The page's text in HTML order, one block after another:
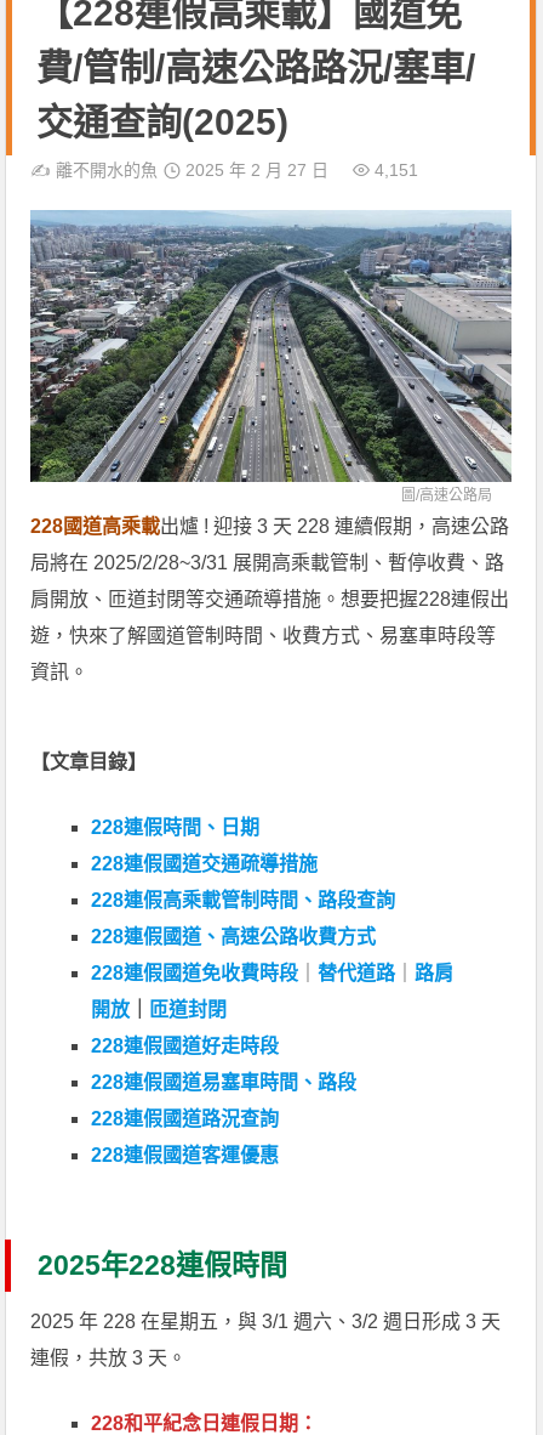
【228連假高乘載】國道免
費/管制/高速公路路況/塞車/
交通查詢(2025)
✍️離不開水的魚 2025 年 2 月 27 日 4,151
圖/高速公路局
228國道高乘載出爐 ! 迎接 3 天 228 連續假期，高速公路
局將在 2025/2/28~3/31 展開高乘載管制、暫停收費、路
肩開放、匝道封閉等交通疏導措施。想要把握228連假出
遊，快來了解國道管制時間、收費方式、易塞車時段等
資訊。
【文章目錄】
228連假時間、日期
228連假國道交通疏導措施
228連假高乘載管制時間、路段查詢
228連假國道、高速公路收費方式
228連假國道免收費時段 ｜替代道路｜ 路肩
開放
匝道封閉
228連假國道好走時段
228連假國道易塞車時間、路段
228連假國道路況查詢
228連假國道客運優惠
2025年228連假時間
2025 年 228 在星期五，與 3/1 週六、3/2 週日形成 3 天
連假，共放 3 天。
228和平紀念日連假日期：